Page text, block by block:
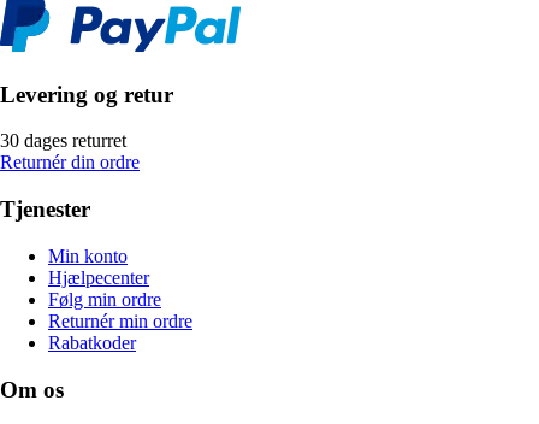
Levering og retur
30 dages returret
Returnér din ordre
Tjenester
Min konto
Hjælpecenter
Følg min ordre
Returnér min ordre
Rabatkoder
Om os